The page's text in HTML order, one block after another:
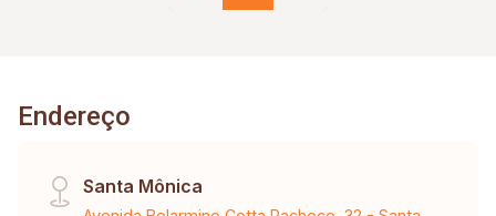
Endereço
Santa Mônica